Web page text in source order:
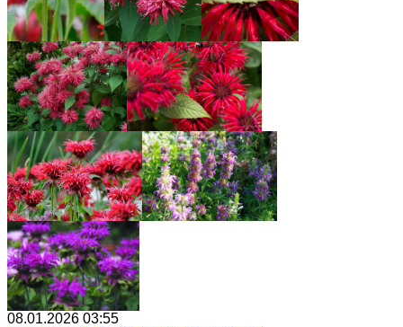
08.01.2026 03:55